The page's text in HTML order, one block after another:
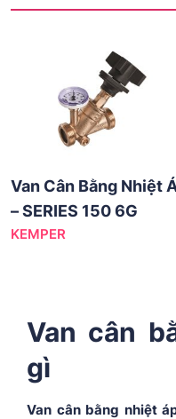
Van Cân Bằng Nhiệt
– SERIES 150 6G
KEMPER
Van cân
gì
Van cân bằng nhiệt